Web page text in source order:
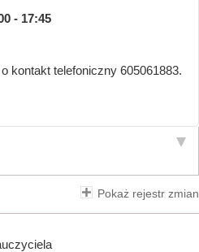
- 17:45
kontakt telefoniczny 605061883.
Pokaż rejestr zmian